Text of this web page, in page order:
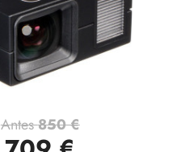
Vista rápida
Antes850 €